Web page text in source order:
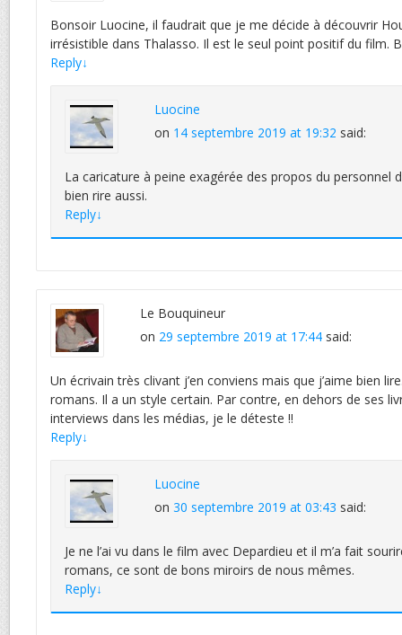
Bonsoir Luocine, il faudrait que je me décide à découvrir
irrésistible dans Thalasso. Il est le seul point positif du film.
Reply↓
Luocine
on 14 septembre 2019 at 19:32 said:
La caricature à peine exagérée des propos du personnel
bien rire aussi.
Reply↓
Le Bouquineur
on 29 septembre 2019 at 17:44 said:
Un écrivain très clivant j’en conviens mais que j’aime bien
romans. Il a un style certain. Par contre, en dehors de ses
interviews dans les médias, je le déteste !!
Reply↓
Luocine
on 30 septembre 2019 at 03:43 said:
Je ne l’ai vu dans le film avec Depardieu et il m’a fait
romans, ce sont de bons miroirs de nous mêmes.
Reply↓